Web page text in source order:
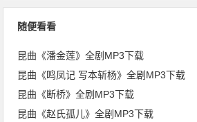
随便看看
昆曲《潘金莲》全剧MP3下载
昆曲《鸣凤记 写本斩杨》全剧MP3下载
昆曲《断桥》全剧MP3下载
昆曲《赵氏孤儿》全剧MP3下载